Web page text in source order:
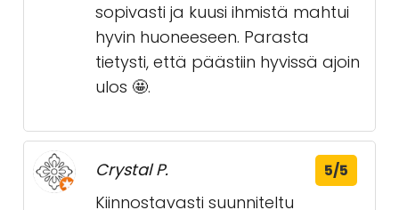
sopivasti ja kuusi ihmistä mahtui
hyvin huoneeseen. Parasta
tietysti, että päästiin hyvissä ajoin
ulos 🤩.
Crystal P. 5/5
Kiinnostavasti suunniteltu